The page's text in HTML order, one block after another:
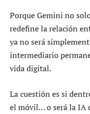
Porque Gemini no
redefine la relación
ya no será
intermediario
vida digital.
La cuestión es si
el móvil… o será la